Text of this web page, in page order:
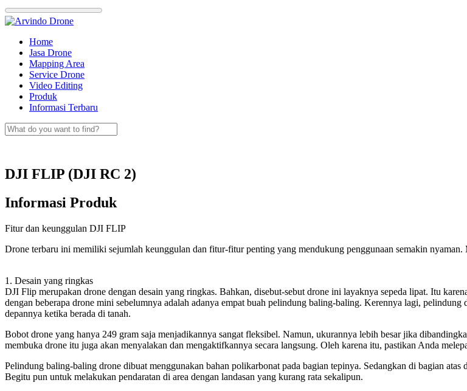
Skip
to
Home
Jasa Drone
Mapping Area
Service Drone
Video Editing
Produk
Informasi Terbaru
DJI FLIP (DJI RC 2)
Informasi Produk
Fitur dan keunggulan DJI FLIP
Drone terbaru ini memiliki sejumlah keunggulan dan fitur-fitur penting yang mendukung penggunaan semakin
1. Desain yang ringkas
DJI Flip merupakan drone dengan desain yang ringkas. Bahkan, disebut-sebut drone ini layaknya sepeda lipat. Itu
dengan beberapa drone mini sebelumnya adalah adanya empat buah pelindung baling-baling. Kerennya lagi,
depannya ketika berada di tanah.
Bobot drone yang hanya 249 gram saja menjadikannya sangat fleksibel. Namun, ukurannya lebih besar jika
membuka drone itu juga akan menyalakan dan mengaktifkannya secara langsung. Oleh karena itu, pastikan Anda
Pelindung baling-baling drone dibuat menggunakan bahan polikarbonat pada bagian tepinya. Sedangkan di bagian
Begitu pun untuk melakukan pendaratan di area dengan landasan yang kurang rata sekalipun.